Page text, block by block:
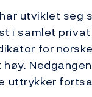
utviklet seg
i samlet
for
uttrykker